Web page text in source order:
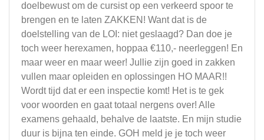
doelbewust om de cursist op een verkeerd spoor te
brengen en te laten ZAKKEN! Want dat is de
doelstelling van de LOI: niet geslaagd? Dan doe je
toch weer herexamen, hoppaa €110,- neerleggen! En
maar weer en maar weer! Jullie zijn goed in zakken
vullen maar opleiden en oplossingen HO MAAR!!
Wordt tijd dat er een inspectie komt! Het is te gek
voor woorden en gaat totaal nergens over! Alle
examens gehaald, behalve de laatste. En mijn studie
duur is bijna ten einde. GOH meld je je toch weer